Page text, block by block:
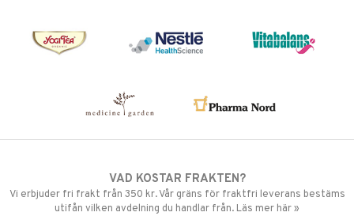
VAD KOSTAR FRAKTEN?
Vi erbjuder fri frakt från 350 kr. Vår gräns för fraktfri leverans bestäms
utifån vilken avdelning du handlar från. Läs mer här »